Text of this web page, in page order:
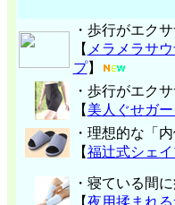
・歩行がエク
【 メラメラサ
プ】
・歩行がエク
【 美人ぐせガ
・理想的な「
【福辻式シェ
・寝ている間
【夜用揉まれる